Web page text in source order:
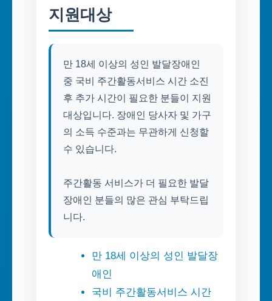
지원대상
만 18세 이상의 성인 발달장애인
중 국비 주간활동서비스 시간 소진
후 추가 시간이 필요한 분들이 지원
대상입니다. 장애인 당사자 및 가구
의 소득 수준과는 무관하게 신청할
수 있습니다.
주간활동 서비스가 더 필요한 발달
장애인 분들의 많은 관심 부탁드립
니다.
만 18세 이상의 성인 발달장
애인
국비 주간활동서비스 시간